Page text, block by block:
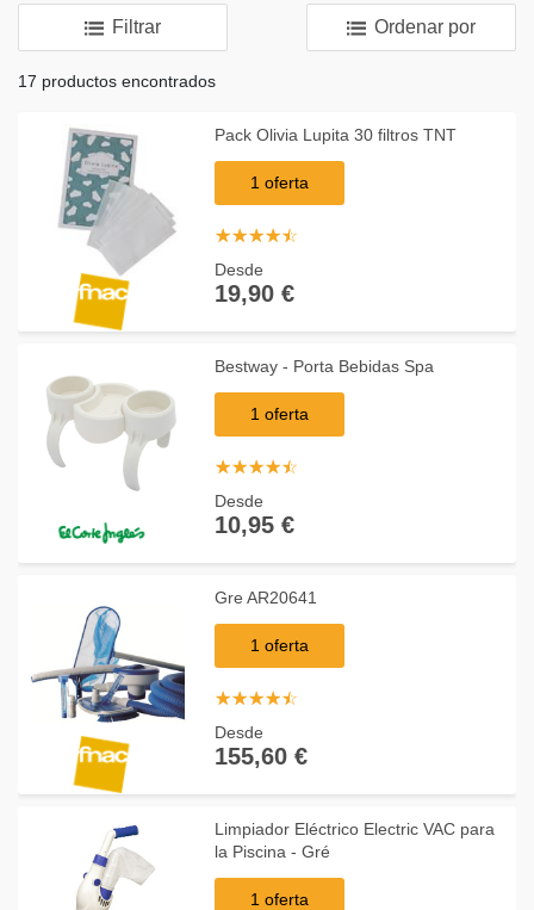
Filtrar Ordenar por
17 productos encontrados
Pack Olivia Lupita 30 filtros TNT
1 oferta
☆☆☆☆☆
★★★★★
Desde
19,90 €
Bestway - Porta Bebidas Spa
1 oferta
☆☆☆☆☆
★★★★★
Desde
10,95 €
Gre AR20641
1 oferta
☆☆☆☆☆
★★★★★
Desde
155,60 €
Limpiador Eléctrico Electric VAC para
la Piscina - Gré
1 oferta